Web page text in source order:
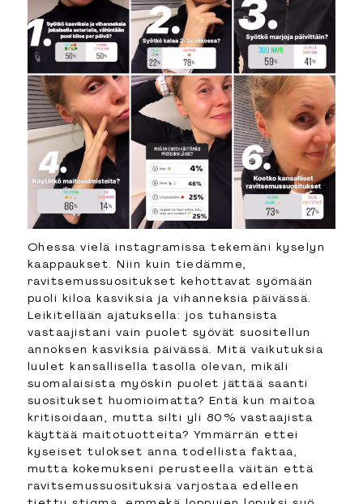
Ohessa vielä instagramissa tekemäni kyselyn
kaappaukset. Niin kuin tiedämme,
ravitsemussuositukset kehottavat syömään
puoli kiloa kasviksia ja vihanneksia päivässä.
Leikitellään ajatuksella: jos tuhansista
vastaajistani vain puolet syövät suositellun
annoksen kasviksia päivässä. Mitä vaikutuksia
luulet kansallisella tasolla olevan, mikäli
suomalaisista myöskin puolet jättää saanti
suositukset huomioimatta? Entä kun maitoa
kritisoidaan, mutta silti yli 80% vastaajista
käyttää maitotuotteita? Ymmärrän ettei
kyseiset tulokset anna todellista faktaa,
mutta kokemukseni perusteella väitän että
ravitsemussuosituksia varjostaa edelleen